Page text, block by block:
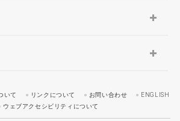
いて リンクについて お問い合わせ
ENGLISH
ウェブアクセシビリティについて